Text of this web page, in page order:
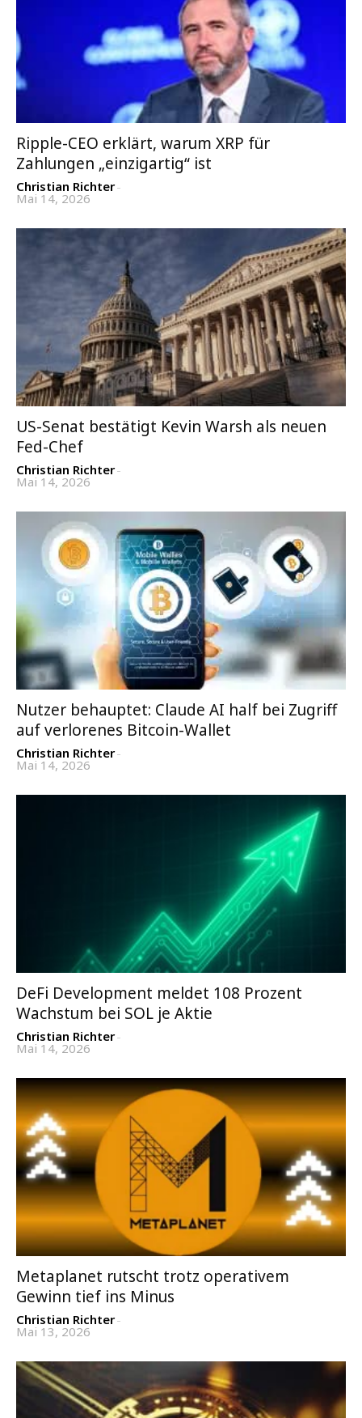
Ripple-CEO erklärt, warum XRP für
Zahlungen „einzigartig“ ist
Christian Richter-
Mai 14, 2026
US-Senat bestätigt Kevin Warsh als neuen
Fed-Chef
Christian Richter-
Mai 14, 2026
Nutzer behauptet: Claude AI half bei Zugriff
auf verlorenes Bitcoin-Wallet
Christian Richter-
Mai 14, 2026
DeFi Development meldet 108 Prozent
Wachstum bei SOL je Aktie
Christian Richter-
Mai 14, 2026
Metaplanet rutscht trotz operativem
Gewinn tief ins Minus
Christian Richter-
Mai 13, 2026